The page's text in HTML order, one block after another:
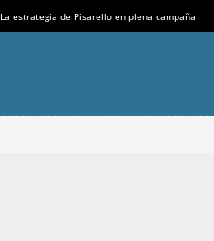
La estrategia de Pisarello en plena campaña